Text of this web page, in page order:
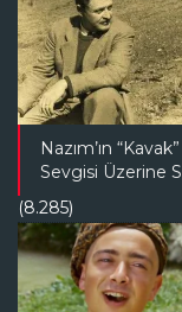
Nazım’ın
Sevgisi Üzerine
(8.285)